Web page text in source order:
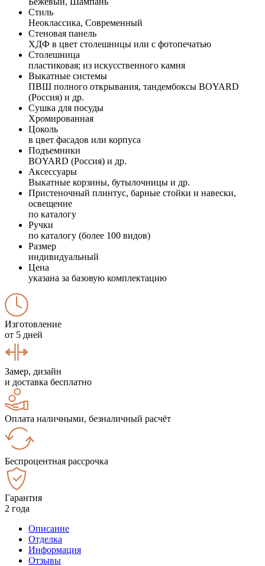
Стиль
Неоклассика, Современный
Стеновая панель
ХДФ в цвет столешницы или с фотопечатью
Столешница
пластиковая; из искусственного камня
Выкатные системы
ПВШ полного открывания, тандембоксы BOYARD
(Россия) и др.
Сушка для посуды
Хромированная
Цоколь
в цвет фасадов или корпуса
Подъемники
BOYARD (Россия) и др.
Аксессуары
Выкатные корзины, бутылочницы и др.
Пристеночный плинтус, барные стойки и навески,
освещение
по каталогу
Ручки
по каталогу (более 100 видов)
Размер
индивидуальный
Цена
указана за базовую комплектацию
Изготовление
от 5 дней
Замер, дизайн
и доставка бесплатно
Оплата наличными, безналичный расчёт
Беспроцентная рассрочка
Гарантия
2 года
Описание
Отделка
Информация
Отзывы